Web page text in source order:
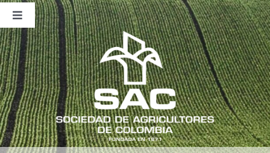
Saltar
contenido
Toggle
Navigation
Nosotros
Publicaciones
Sala de Prensa
Eventos